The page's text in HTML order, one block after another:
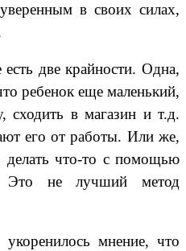
в своих силах,
две крайности. Одна,
ребенок еще маленький,
сходить в магазин и т.д.
его от работы. Или же,
делать что-то с помощью
Это не лучший метод
мнение, что